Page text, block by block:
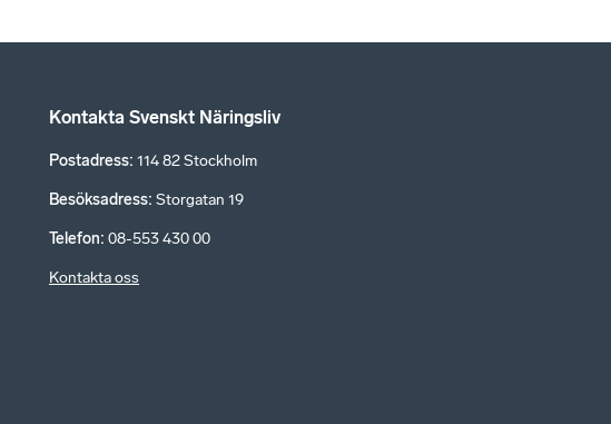
Kontakta Svenskt Näringsliv
Postadress: 114 82 Stockholm
Besöksadress: Storgatan 19
Telefon: 08-553 430 00
Kontakta oss